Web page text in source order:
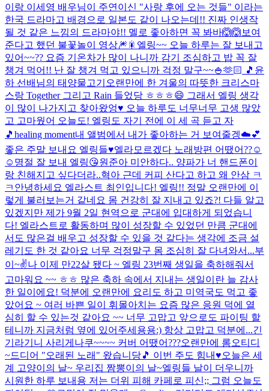
이랑 이세영 배우님이 주연이신 "사랑 후에 오는 것들" 이라는
한국 드라마고 배경으로 일본도 같이 나오는데!! 진짜 인생작
될 것 같은 느낌의 드라마야!! 멜로 좋아하면 꼭 봐바🙆🙆 보여
준다고 했던 불꽃놀이 영상🎆🎇 엘링~~ 오늘 하루는 잘 보내고
있어~~?? 요즘 기온차가 많이 나니까 감기 조심하고 밥 꼭 잘
챙겨 먹어!! 난 잘 챙겨 먹고 있으니까 걱정 말구~~🍚🫶🏻 🎵윤
하 선배님의 태양물고기 오랜만에 한 겨울의 따뜻한 크리스마
스랑 Together 그리고 Rain 들었당 ㅎㅎㅎ😄 그래서 엘링 생각
이 많이 나가지고 찾아왔엉♥ 오늘 하루도 너무너무 고생 많았
고 고마웠어 오늘도! 엘링도 자기 전에 이 세 곡 듣고 자
🎵 healing moment내 앨범에서 내가 좋아하는 거 보여줄겡☁️💕
좋은 주말 보내요 엘링들♥엘라모르겠다 노래방편 어땠어??☺
☺ 명절 잘 보내 엘링😘원준아 미안하다.. 양파가 너 핸드폰이
랑 친해지고 싶다더라..혁아 근데 커피 산다고 하고 왜 안삼 ㅋ
ㅋ 안녕하세요 엘라스트 최인입니다! 엘링!! 정말 오랜만에 이
렇게 불러보는거 같네요 몸 건강히 잘 지내고 있죠?! 다들 알고
있겠지만 제가 9월 2일 현역으로 군대에 입대하게 되었습니
다! 엘라스트로 활동하며 많이 성장할 수 있었던 만큼 군대에
서도 많은걸 배우고 성장할 수 있을 것 같다는 생각에 조금 설
레기도 한 것 같아요 너무 걱정말구 몸 조심히 잘 다녀와서...부
이~✌️나 이제 만22살 됐다 ~ 엘링 23번째 생일을 축하해줘서
고마워요 ~~ ㅎㅎ 많은 축하 속에서 지내는 생일이란 늘 감사
한 일이에요! 덕분에 오랜만에 요리도 하고 미역국도 먹고 좋
았어요 ~ 여러 바쁜 일이 휘몰아치는 요즘 많은 응원 덕에 열
심히 할 수 있는것 같아요 ~~ 너무 고맙고 앞으로도 파이팅 할
테니까 지금처럼 옆에 있어주세용용:) 항상 고맙고 덕분에...긴
기라기니 사리게나쿠~~~~ 커버 어땠어???오랜만에 롬오티디
~드디어 "오래된 노래" 왔습니당🎵 이번 주도 힘내♥오늘은 세
계 고양이의 날~ 우리집 짬뽕이의 날~엘링들 날이 더우니까
시원한 하루 보내용 저는 더위 피해 카페로 피신;; 그럼 오늘도